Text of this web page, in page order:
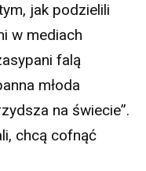
jak podzielili
w mediach
falą
młoda
na świecie”.
chcą cofnąć